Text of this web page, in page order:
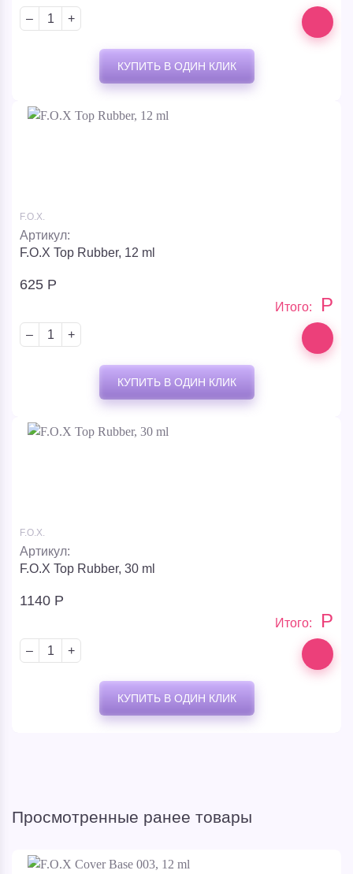
– +
КУПИТЬ В ОДИН КЛИК
F.O.X.
Артикул:
F.O.X Top Rubber, 12 ml
625 Р
Итого: Р
– +
КУПИТЬ В ОДИН КЛИК
F.O.X.
Артикул:
F.O.X Top Rubber, 30 ml
1140 Р
Итого: Р
– +
КУПИТЬ В ОДИН КЛИК
Просмотренные ранее товары